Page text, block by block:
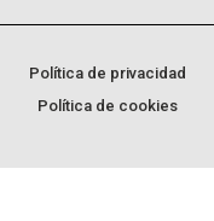
Política de privacidad
Política de cookies